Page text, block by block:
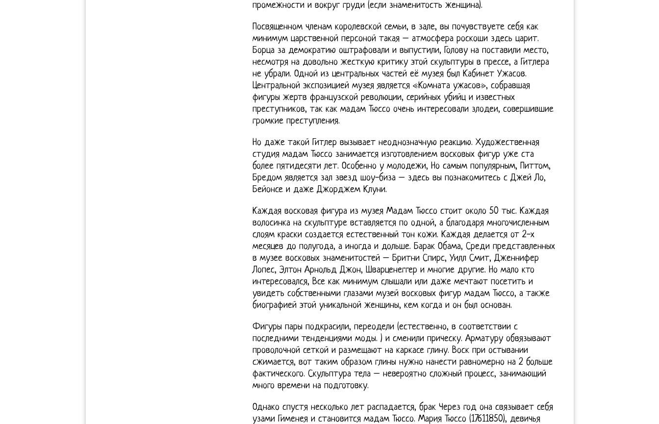
промежности и вокруг груди (если знаменитость женщина).
Посвященном членам королевской семьи, в зале, вы почувствуете себя как
минимум царственной персоной такая – атмосфера роскоши здесь царит.
Борца за демократию оштрафовали и выпустили, Голову на поставили место,
несмотря на довольно жесткую критику этой скульптуры в прессе, а Гитлера
не убрали. Одной из центральных частей её музея был Кабинет Ужасов.
Центральной экспозицией музея является «Комната ужасов», собравшая
фигуры жертв французской революции, серийных убийц и известных
преступников, так как мадам Тюссо очень интересовали злодеи, совершившие
громкие преступления.
Но даже такой Гитлер вызывает неоднозначную реакцию. Художественная
студия мадам Тюссо занимается изготовлением восковых фигур уже ста
более пятидесяти лет. Особенно у молодежи, Но самым популярным, Питтом,
Бредом является зал звезд шоу-биза – здесь вы познакомитесь с Джей Ло,
Бейонсе и даже Джорджем Клуни.
Каждая восковая фигура из музея Мадам Тюссо стоит около 50 тыс. Каждая
волосинка на скульптуре вставляется по одной, а благодаря многочисленным
слоям краски создается естественный тон кожи. Каждая делается от 2-х
месяцев до полугода, а иногда и дольше. Барак Обама, Среди представленных
в музее восковых знаменитостей – Бритни Спирс, Уилл Смит, Дженнифер
Лопес, Элтон Арнольд Джон, Шварценеггер и многие другие. Но мало кто
интересовался, Все как минимум слышали или даже мечтают посетить и
увидеть собственными глазами музей восковых фигур мадам Тюссо, а также
биографией этой уникальной женщины, кем когда и он был основан.
Фигуры пары подкрасили, переодели (естественно, в соответствии с
последними тенденциями моды. ) и сменили прическу. Арматуру обвязывают
проволочной сеткой и размещают на каркасе глину. Воск при остывании
сжимается, вот таким образом глины нужно нанести равномерно на 2 больше
фактического. Скульптура тела – невероятно сложный процесс, занимающий
много времени на подготовку.
Однако спустя несколько лет распадается, брак Через год она связывает себя
узами Гименея и становится мадам Тюссо. Мария Тюссо (17611850), девичья